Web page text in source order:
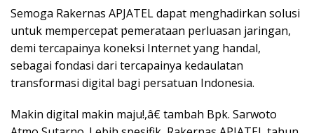
Semoga Rakernas APJATEL dapat menghadirkan solusi
untuk mempercepat pemerataan perluasan jaringan,
demi tercapainya koneksi Internet yang handal,
sebagai fondasi dari tercapainya kedaulatan
transformasi digital bagi persatuan Indonesia.
Makin digital makin maju!,â€ tambah Bpk. Sarwoto